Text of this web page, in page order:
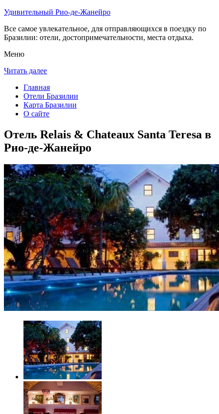
Удивительный Рио-де-Жанейро
Все самое увлекательное, для отправляющихся в поездку по
Бразилии: отели, достопримечательности, места отдыха.
Меню
Читать далее
Главная
Отели Бразилии
Карта Бразилии
О сайте
Отель Relais & Chateaux Santa Teresa в
Рио-де-Жанейро